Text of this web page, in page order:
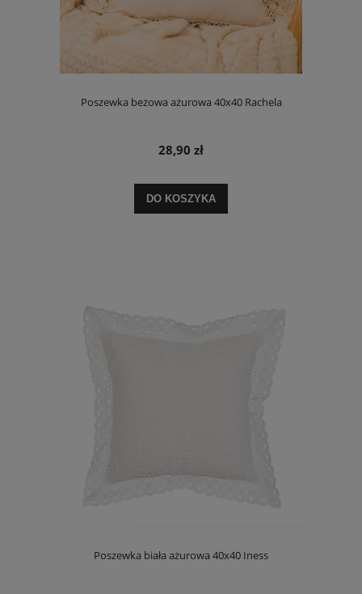
Poszewka beżowa ażurowa 40x40 Rachela
28,90 zł
DO KOSZYKA
Poszewka biała ażurowa 40x40 Iness